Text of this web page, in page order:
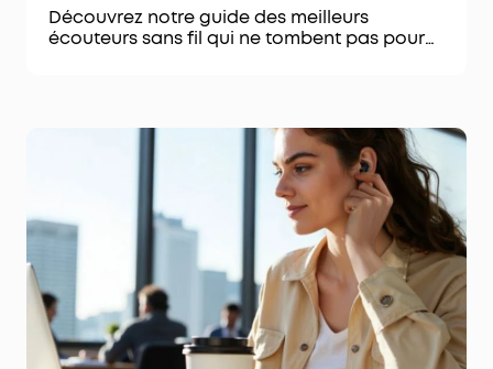
Découvrez notre guide des meilleurs
écouteurs sans fil qui ne tombent pas pour